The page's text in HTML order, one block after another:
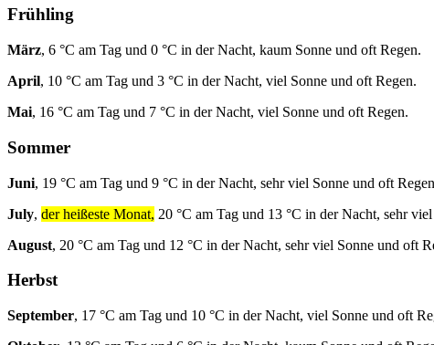
Frühling
März, 6 °C am Tag und 0 °C in der Nacht, kaum Sonne und oft Regen.
April, 10 °C am Tag und 3 °C in der Nacht, viel Sonne und oft Regen.
Mai, 16 °C am Tag und 7 °C in der Nacht, viel Sonne und oft Regen.
Sommer
Juni, 19 °C am Tag und 9 °C in der Nacht, sehr viel Sonne und oft
July, der heißeste Monat, 20 °C am Tag und 13 °C in der Nacht, sehr
August, 20 °C am Tag und 12 °C in der Nacht, sehr viel Sonne und oft
Herbst
September, 17 °C am Tag und 10 °C in der Nacht, viel Sonne und oft